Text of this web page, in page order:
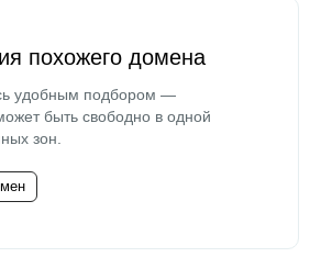
похожего домена
удобным подбором —
быть свободно в одной
зон.